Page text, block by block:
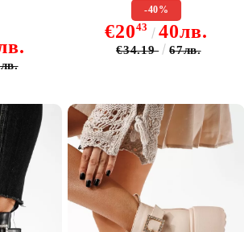
-40%
€2043 40лв.
€34.19 67лв.